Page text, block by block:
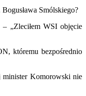
Smólskiego?
„Zleciłem WSI objęcie
któremu bezpośrednio
minister Komorowski nie